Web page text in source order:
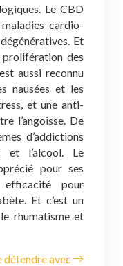
Le CBD
cardio-
Et
des
aussi reconnu
nausées et les
et une anti-
l’angoisse. De
d’addictions
et l’alcool. Le
pour ses
pour
Et c’est un
rhumatisme et
détendre avec